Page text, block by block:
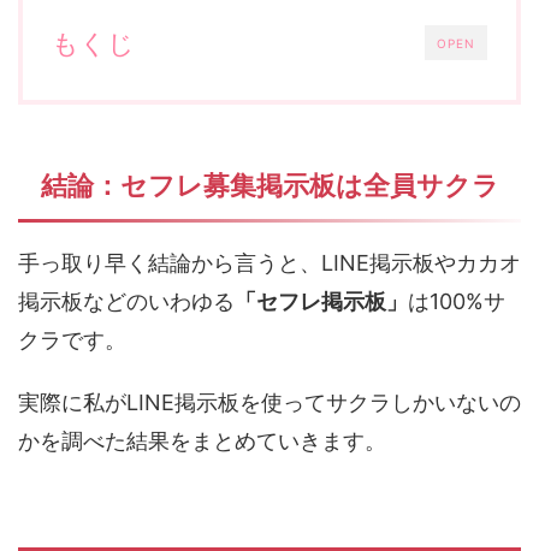
OPEN
もくじ
結論：セフレ募集掲示板は全員サクラ
手っ取り早く結論から言うと、LINE掲示板やカカオ
掲示板などのいわゆる 「セフレ掲示板」 は100%サ
クラです。
実際に私がLINE掲示板を使ってサクラしかいないの
かを調べた結果をまとめていきます。